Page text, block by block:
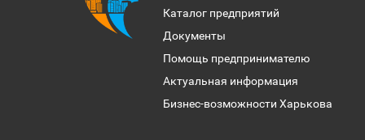
Каталог предприятий
Документы
Помощь предпринимателю
Актуальная информация
Бизнес-возможности Харькова